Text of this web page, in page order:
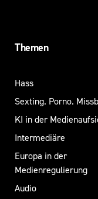
Themen
Hass
Sexting. Porno.
KI in der
Intermediäre
Europa in der
Medienregulierung
Audio